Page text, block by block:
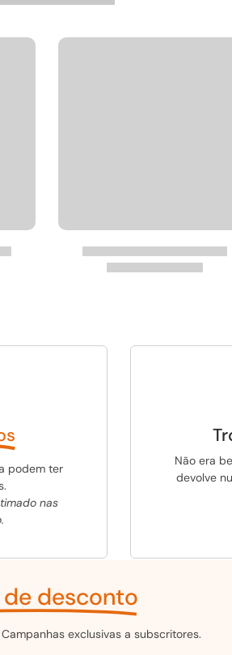
podem ter
nas
Não era
devolve
de desconto
exclusivas a subscritores.